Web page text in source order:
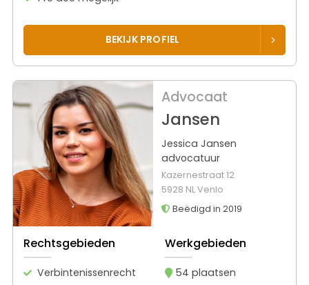
BEKIJK PROFIEL
Advocaat
Jansen
Jessica Jansen
advocatuur
Kazernestraat 12
5928 NL Venlo
Beëdigd in 2019
Rechtsgebieden
Verbintenissenrecht
Werkgebieden
54 plaatsen